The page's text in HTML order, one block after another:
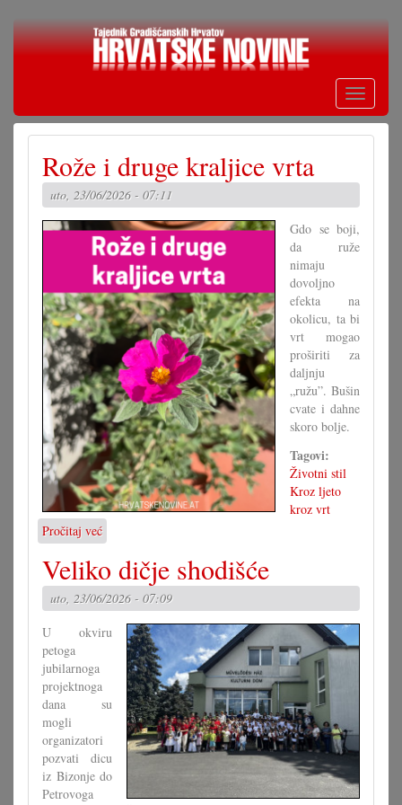
Skoči
Toggle
Rože i druge kraljice vrta
uto, 23/06/2026 - 07:11
Gdo se boji,
da ruže
nimaju
dovoljno
efekta na
okolicu, ta bi
vrt mogao
proširiti za
daljnju
„ružu”. Bušin
cvate i dahne
skoro bolje.
Tagovi:
Životni stil
Kroz ljeto
kroz vrt
Pročitaj već
Rože
i
druge
kraljice
Veliko dičje shodišće
uto, 23/06/2026 - 07:09
U okviru
petoga
jubilarnoga
projektnoga
dana su
mogli
organizatori
pozvati dicu
iz Bizonje do
Petrovoga